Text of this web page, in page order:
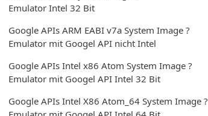
Emulator Intel 32 Bit
Google APIs ARM EABI v7a System Image ?
Emulator mit Googel API nicht Intel
Google APIs Intel x86 Atom System Image ?
Emulator mit Googel API Intel 32 Bit
Google APIs Intel X86 Atom_64 System Image ?